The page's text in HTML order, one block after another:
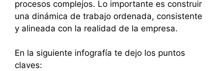
procesos complejos. Lo importante es construir
una dinámica de trabajo ordenada, consistente
y alineada con la realidad de la empresa.
En la siguiente infografía te dejo los puntos
claves: